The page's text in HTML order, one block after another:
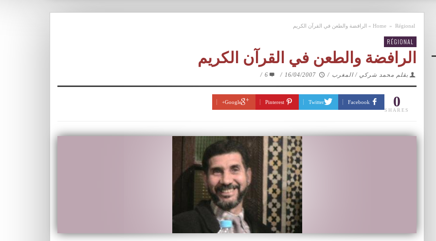
Home » Régional
» الرافضة والطعن في القرآن الكريم
RÉGIONAL
الرافضة والطعن في القرآن الكريم
بقلم محمد شركي / المغرب /
16/04/2007
/
6
/
0
SHARES
Facebook
Twitter
Pinterest
Google+